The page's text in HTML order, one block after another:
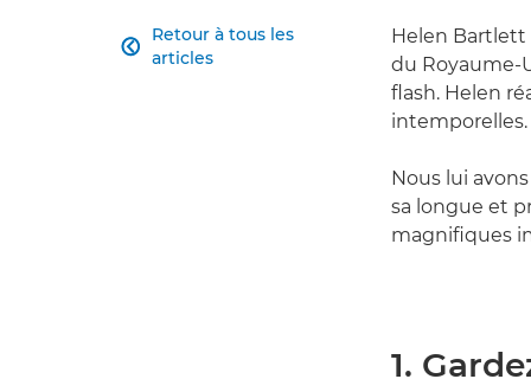
Retour à tous les
articles

Helen Bartlett
du Royaume-
flash. Helen
intemporelles.
Nous lui
sa longue et
magnifiques
1.